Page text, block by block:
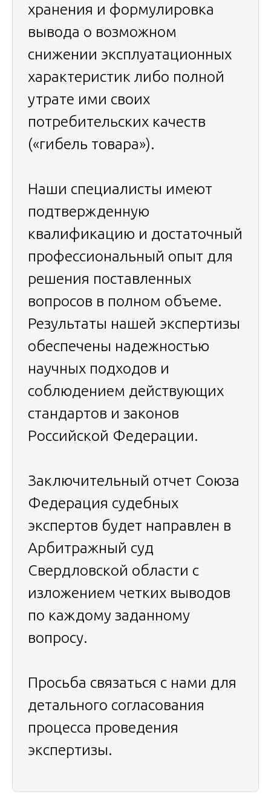
хранения и формулировка
вывода о возможном
снижении эксплуатационных
характеристик либо полной
утрате ими своих
потребительских качеств
(«гибель товара»).
Наши специалисты имеют
подтвержденную
квалификацию и достаточный
профессиональный опыт для
решения поставленных
вопросов в полном объеме.
Результаты нашей экспертизы
обеспечены надежностью
научных подходов и
соблюдением действующих
стандартов и законов
Российской Федерации.
Заключительный отчет Союза
Федерация судебных
экспертов будет направлен в
Арбитражный суд
Свердловской области с
изложением четких выводов
по каждому заданному
вопросу.
Просьба связаться с нами для
детального согласования
процесса проведения
экспертизы.